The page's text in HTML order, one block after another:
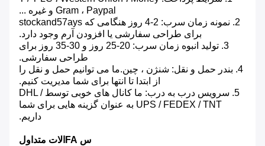
Gram ، Paypal و غیره ...
2. نمونه زمان سرب: 2-4 روز هنگامی که stockand57ays
برای طراحی سفارشی یا افزودن آرم وجود دارد.
3. تولید انبوه زمان سرب: 20-25 روز و 30-35 روز برای
طراحی سفارشی.
4. بندر حمل و نقل: شنژن ، چین.ما می توانیم حمل و نقل را
از ابتدا تا انتها برای شما مدیریت کنیم.
5. سرویس درب به درب: ما کانال های خوبی توسط DHL /
UPS / FEDEX / TNT به عنوان گزینه هایی برای شما
داریم.
س FAالات متداول